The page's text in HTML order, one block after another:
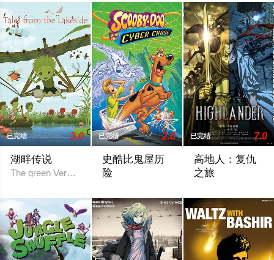
已完结 3.0
湖畔传说
The green Verdies are the tiny, but brave guardians of the
已完结 2.0
史酷比鬼屋历
险
已完结 7.0
高地人：复仇
之旅